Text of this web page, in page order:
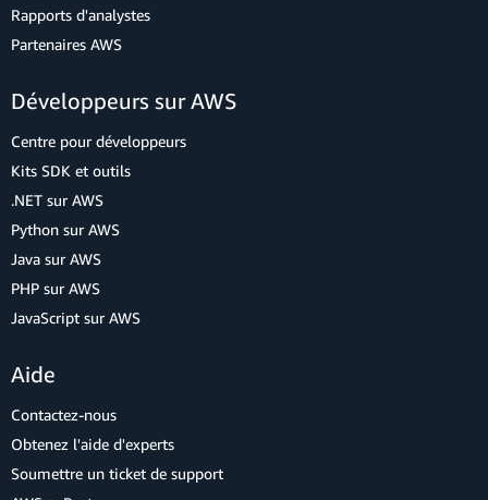
Rapports d'analystes
Partenaires AWS
Développeurs sur AWS
Centre pour développeurs
Kits SDK et outils
.NET sur AWS
Python sur AWS
Java sur AWS
PHP sur AWS
JavaScript sur AWS
Aide
Contactez-nous
Obtenez l'aide d'experts
Soumettre un ticket de support